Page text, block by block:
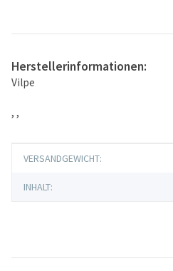
Herstellerinformationen:
Vilpe
, ,
Produkteigenschaft
Wert
VERSANDGEWICHT:
INHALT: